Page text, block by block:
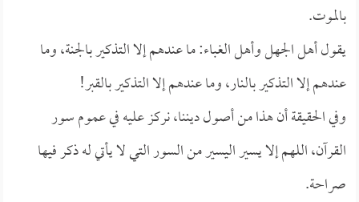
بالموت.
يقول أهل الجهل وأهل الغباء: ما عندهم إلا التذكير بالجنة، وما
عندهم إلا التذكير بالنار، وما عندهم إلا التذكير بالقبر!
وفي الحقيقة أن هذا من أصول ديننا، نركز عليه في عموم سور
القرآن، اللهم إلا يسير اليسير من السور التي لا يأتي له ذكر فيها
صراحة.